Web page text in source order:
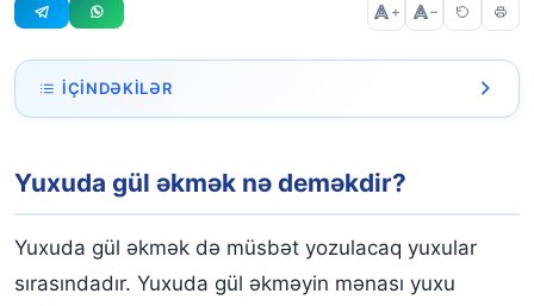
+ –
İÇINDƏKILƏR
Yuxuda torpağa gül əkmək
Yuxuda sınıq saxsı qaba gül əkmək
Yuxuda gül əkmək nə deməkdir?
Yuxuda gül əkmək də müsbət yozulacaq yuxular
sırasındadır. Yuxuda gül əkməyin mənası yuxu